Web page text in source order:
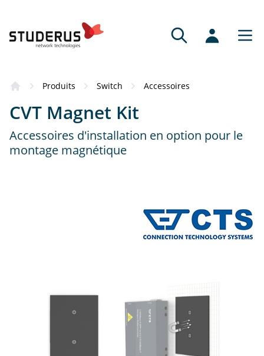
Produits Switch Accessoires
CVT Magnet Kit
Accessoires d'installation en option pour le
montage magnétique